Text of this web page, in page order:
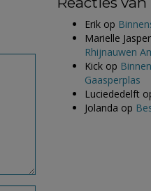
Erik op
Marielle
Rhijnauwen
Kick op
Gaasperplas
Luciededelft
Jolanda op